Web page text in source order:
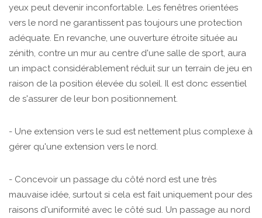
yeux peut devenir inconfortable. Les fenêtres orientées
vers le nord ne garantissent pas toujours une protection
adéquate. En revanche, une ouverture étroite située au
zénith, contre un mur au centre d'une salle de sport, aura
un impact considérablement réduit sur un terrain de jeu en
raison de la position élevée du soleil. Il est donc essentiel
de s'assurer de leur bon positionnement.
- Une extension vers le sud est nettement plus complexe à
gérer qu'une extension vers le nord.
- Concevoir un passage du côté nord est une très
mauvaise idée, surtout si cela est fait uniquement pour des
raisons d'uniformité avec le côté sud. Un passage au nord